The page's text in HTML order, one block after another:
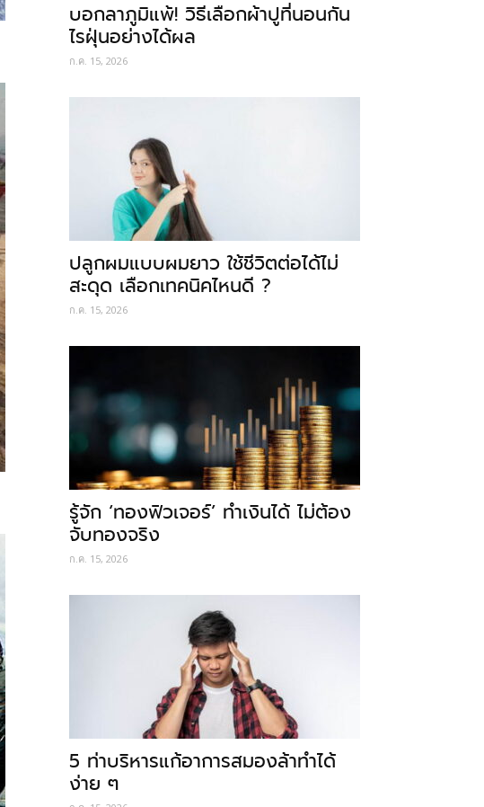
บอกลาภูมิแพ้! วิธีเลือกผ้าปูที่นอนกัน
ไรฝุ่นอย่างได้ผล
ก.ค. 15, 2026
ปลูกผมแบบผมยาว ใช้ชีวิตต่อได้ไม่
สะดุด เลือกเทคนิคไหนดี ?
ก.ค. 15, 2026
รู้จัก ‘ทองฟิวเจอร์’ ทำเงินได้ ไม่ต้อง
จับทองจริง
ก.ค. 15, 2026
5 ท่าบริหารแก้อาการสมองล้าทำได้
ง่าย ๆ